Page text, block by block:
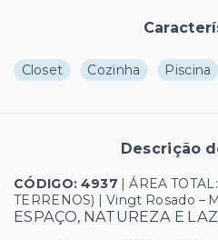
Closet Cozinha Piscina
Descrição
CÓDIGO: 4937 | ÁREA
TERRENOS) | Vingt Rosado –
ESPAÇO, NATUREZA E